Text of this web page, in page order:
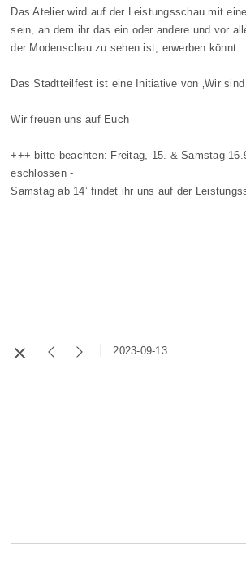
Das Atelier wird auf der Leistungsschau mit
sein, an dem ihr das ein oder andere und vor
der Modenschau zu sehen ist, erwerben könnt.
Das Stadtteilfest ist eine Initiative von ‚Wir sind
Wir freuen uns auf Euch
+++ bitte beachten: Freitag, 15. & Samstag
eschlossen -
Samstag ab 14’ findet ihr uns auf der
2023-09-13